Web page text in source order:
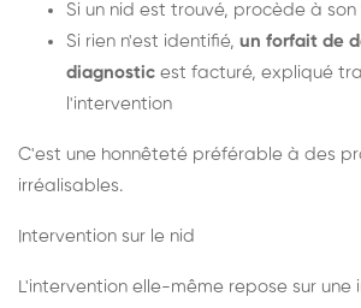
Si un nid est trouvé, procède à
Si rien n'est identifié, un forfait de
diagnostic est facturé, expliqué
l'intervention
C'est une honnêteté préférable à des
irréalisables.
Intervention sur le nid
L'intervention elle-même repose sur une